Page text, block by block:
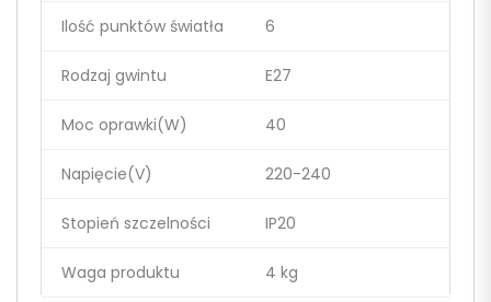
Ilość punktów światła 6
Rodzaj gwintu E27
Moc oprawki(W) 40
Napięcie(V) 220-240
Stopień szczelności IP20
Waga produktu 4 kg